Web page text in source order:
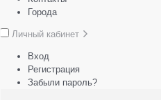
Города
Личный кабинет
Вход
Регистрация
Забыли пароль?